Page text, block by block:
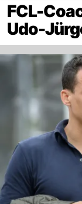
FCL-
Udo-